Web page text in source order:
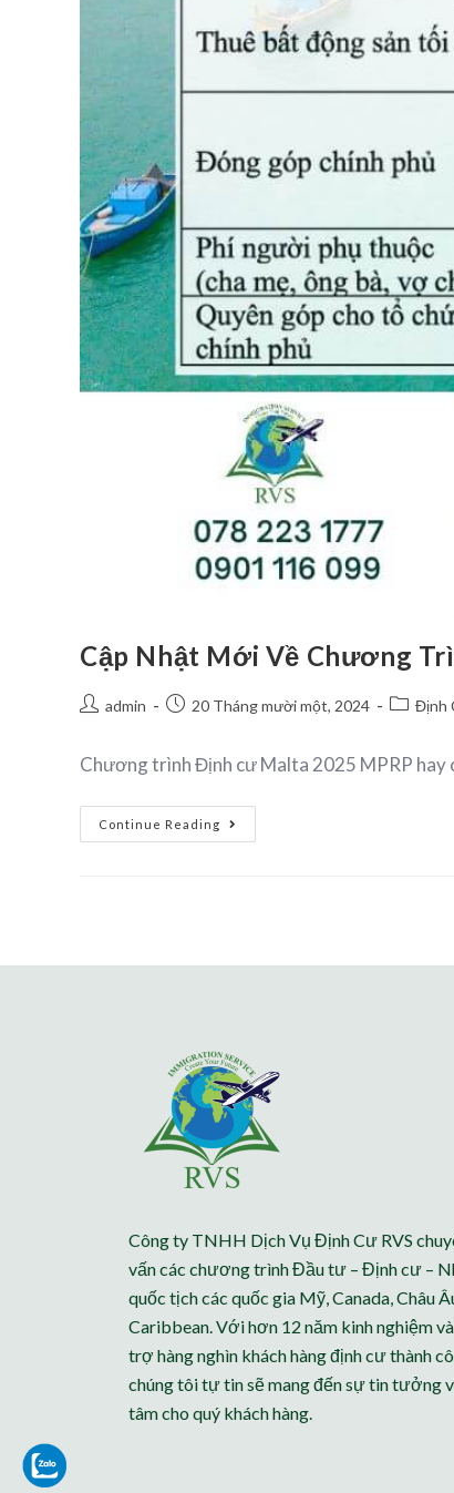
Cập Nhật Mới Về Chương
admin 20 Tháng mười một, 2024 Định
Chương trình Định cư Malta 2025 MPRP hay
Continue Reading
Công ty TNHH Dịch Vụ Định Cư RVS
vấn các chương trình Đầu tư – Định cư –
quốc tịch các quốc gia Mỹ, Canada, Châu
Caribbean. Với hơn 12 năm kinh nghiệm
trợ hàng nghìn khách hàng định cư thành
chúng tôi tự tin sẽ mang đến sự tin tưởng
tâm cho quý khách hàng.